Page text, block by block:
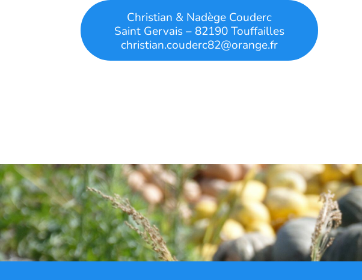
Christian & Nadège Couderc
Saint Gervais – 82190 Touffailles
christian.couderc82@orange.fr